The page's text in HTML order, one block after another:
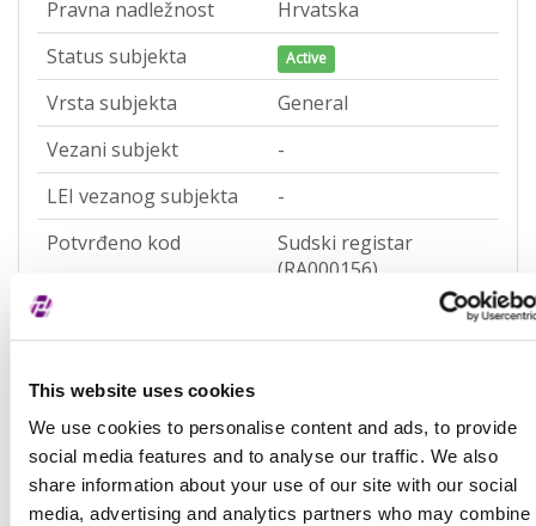
This website uses cookies
We use cookies to personalise content and ads, to provide
social media features and to analyse our traffic. We also
share information about your use of our site with our social
media, advertising and analytics partners who may combine
Pravna nadležnost
Hrvatska
Status subjekta
Active
Vrsta subjekta
General
Vezani subjekt
-
LEI vezanog subjekta
-
Potvrđeno kod
Sudski registar
(RA000156)
Tip valjanosti
potpuno potvrđeno
kod registra
Datum isteka subjekta
Adresa pravnog oblika
Adresa
Masarykova ulica 1